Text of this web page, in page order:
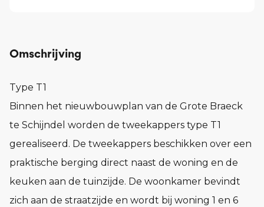
Omschrijving
Type T1
Binnen het nieuwbouwplan van de Grote Braeck
te Schijndel worden de tweekappers type T1
gerealiseerd. De tweekappers beschikken over een
praktische berging direct naast de woning en de
keuken aan de tuinzijde. De woonkamer bevindt
zich aan de straatzijde en wordt bij woning 1 en 6